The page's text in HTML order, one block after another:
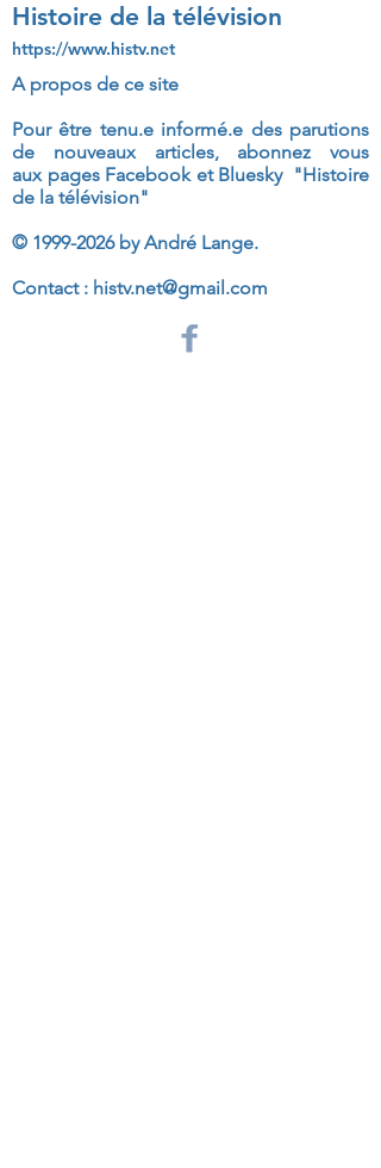
Histoire de la télévision
https://www.histv.net
A propos de ce site
Pour être tenu.e informé.e des parutions
de nouveaux articles, abonnez vous
aux pages Facebook et Bluesky "Histoire
de la télévision"
© 1999-2026by André Lange.
Contact : histv.net@gmail.com